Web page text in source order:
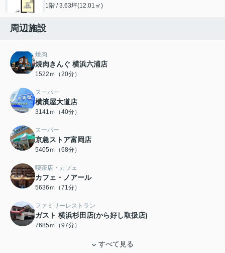
1階 / 3.63坪(12.01㎡)
周辺施設
焼肉
焼肉きんぐ 横浜六浦店
1522ｍ（20分）
スーパー
横濱屋大道店
3141ｍ（40分）
スーパー
京急ストア富岡店
5405ｍ（68分）
喫茶店・カフェ
カフェ・ノアール
5636ｍ（71分）
ファミリーレストラン
ガスト 横浜杉田店(から好し取扱店)
7685ｍ（97分）
すべて見る